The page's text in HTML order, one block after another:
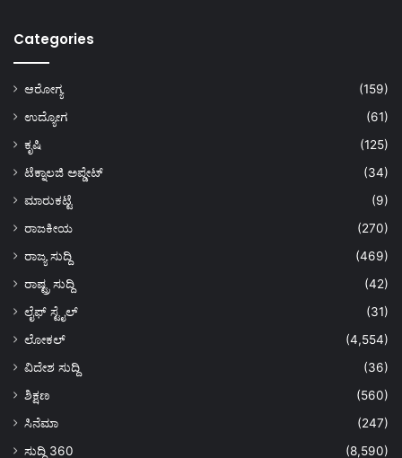
Categories
ಆರೋಗ್ಯ
(159)
ಉದ್ಯೋಗ
(61)
ಕೃಷಿ
(125)
ಟೆಕ್ನಾಲಜಿ ಅಪ್ಡೇಟ್
(34)
ಮಾರುಕಟ್ಟೆ
(9)
ರಾಜಕೀಯ
(270)
ರಾಜ್ಯ ಸುದ್ದಿ
(469)
ರಾಷ್ಟ್ರ ಸುದ್ದಿ
(42)
ಲೈಫ್ ಸ್ಟೈಲ್
(31)
ಲೋಕಲ್
(4,554)
ವಿದೇಶ ಸುದ್ದಿ
(36)
ಶಿಕ್ಷಣ
(560)
ಸಿನೆಮಾ
(247)
ಸುದ್ದಿ 360
(8,590)